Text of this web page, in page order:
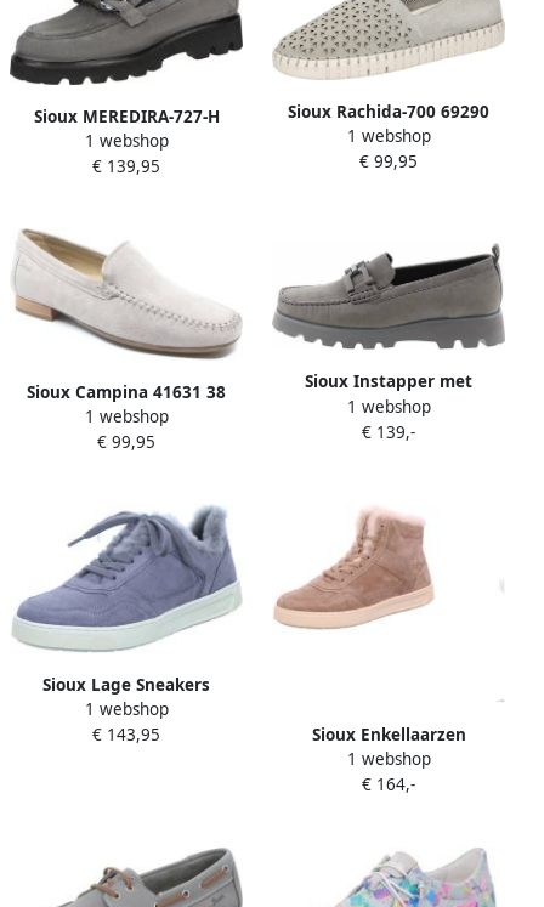
Sioux MEREDIRA-727-H
Instappers Grijs
1 webshop
€ 139,95
Sioux Rachida-700 69290
Espadrilles
1 webshop
€ 99,95
Sioux Campina 41631 38
lichtgrijze mocassin
1 webshop
€ 99,95
Sioux Instapper met
modieuze applicatie Grijs
1 webshop
€ 139,-
Sioux Lage Sneakers
1 webshop
€ 143,95
Sioux Enkellaarzen
1 webshop
€ 164,-